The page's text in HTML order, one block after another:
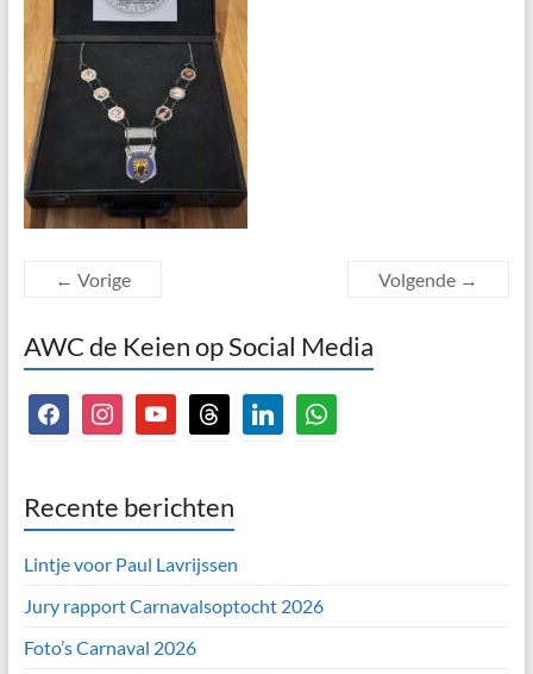
← Vorige Volgende →
AWC de Keien op Social Media
facebookinstagramyoutubethreads linkedinwhatsapp
Recente berichten
Lintje voor Paul Lavrijssen
Jury rapport Carnavalsoptocht 2026
Foto’s Carnaval 2026